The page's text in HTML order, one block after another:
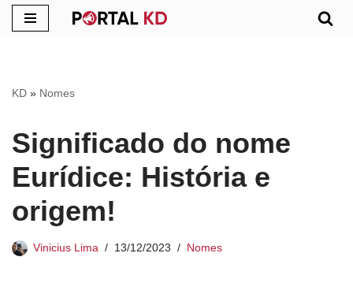
conteúdo
KD » Nomes
Significado do nome
Eurídice: História e
origem!
Vinicius Lima 13/12/2023 Nomes